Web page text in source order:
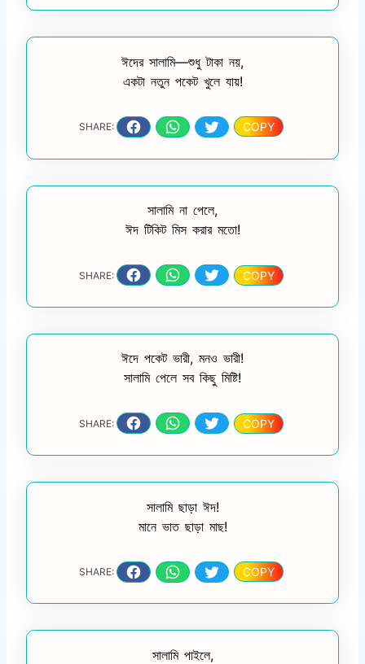
ঈদের সালামি—শুধু টাকা নয়,
একটা নতুন পকেট খুলে যায়!
SHARE: COPY
সালামি না পেলে,
ঈদ টিকিট মিস করার মতো!
SHARE: COPY
ঈদে পকেট ভারী, মনও ভারী!
সালামি পেলে সব কিছু মিষ্টি!
SHARE: COPY
সালামি ছাড়া ঈদ!
মানে ভাত ছাড়া মাছ!
SHARE: COPY
সালামি পাইলে,